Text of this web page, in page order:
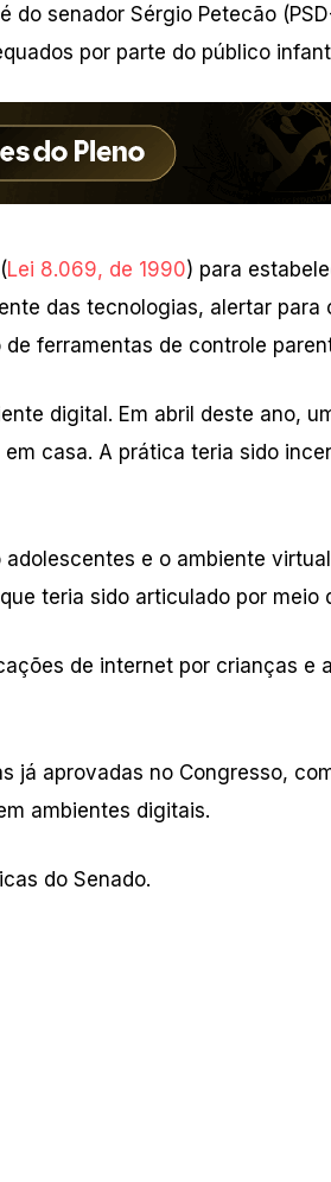
senador Sérgio Petecão
por parte do público
Lei 8.069, de 1990) para
das tecnologias, alertar para
ferramentas de controle
digital. Em abril deste ano,
casa. A prática teria sido
e o ambiente
teria sido articulado por meio
de internet por crianças e
já aprovadas no Congresso,
ambientes digitais.
do Senado.